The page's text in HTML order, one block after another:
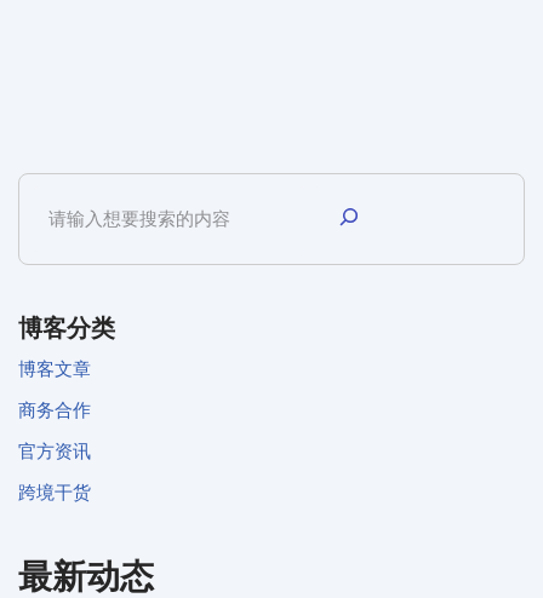
博客分类
博客文章
商务合作
官方资讯
跨境干货
最新动态